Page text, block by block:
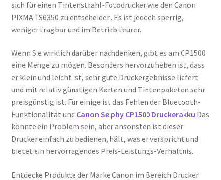
sich für einen Tintenstrahl-Fotodrucker wie den Canon
PIXMA TS6350 zu entscheiden. Es ist jedoch sperrig,
weniger tragbar und im Betrieb teurer.
Wenn Sie wirklich darüber nachdenken, gibt es am CP1500
eine Menge zu mögen. Besonders hervorzuheben ist, dass
er klein und leicht ist, sehr gute Druckergebnisse liefert
und mit relativ günstigen Karten und Tintenpaketen sehr
preisgünstig ist. Für einige ist das Fehlen der Bluetooth-
Funktionalität und Canon Selphy CP1500 Druckerakku Das
könnte ein Problem sein, aber ansonsten ist dieser
Drucker einfach zu bedienen, hält, was er verspricht und
bietet ein hervorragendes Preis-Leistungs-Verhältnis.
Entdecke Produkte der Marke Canon im Bereich Drucker